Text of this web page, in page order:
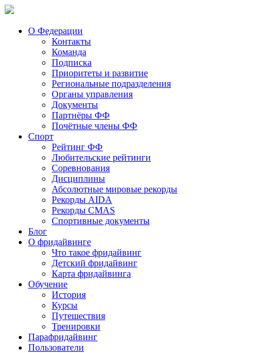
О Федерации
Контакты
Команда
Подписка
Приоритеты и развитие
Региональные подразделения
Органы управления
Документы
Партнёры ФФ
Почётные члены ФФ
Спорт
Рейтинг ФФ
Любительские рейтинги
Соревнования
Дисциплины
Абсолютные мировые рекорды
Рекорды AIDA
Рекорды CMAS
Спортивные документы
Блог
О фридайвинге
Что такое фридайвинг
Детский фридайвинг
Карта фридайвинга
Обучение
История
Курсы
Путешествия
Тренировки
Парафридайвинг
Пользователи